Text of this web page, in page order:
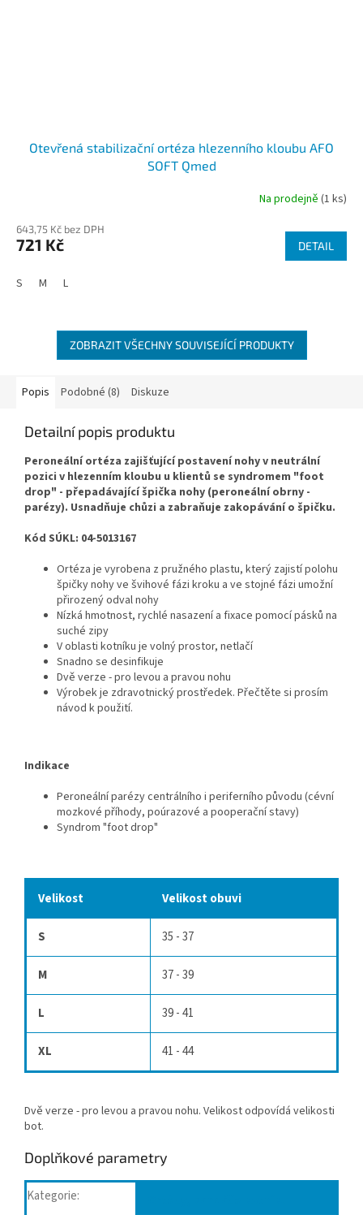
Otevřená stabilizační ortéza hlezenního kloubu AFO
SOFT Qmed
Na prodejně (1 ks)
643,75 Kč bez DPH
721 Kč DETAIL
S M L
ZOBRAZIT VŠECHNY SOUVISEJÍCÍ PRODUKTY
Popis Podobné (8) Diskuze
Detailní popis produktu
Peroneální ortéza zajišťující postavení nohy v neutrální
pozici v hlezenním kloubu u klientů se syndromem "foot
drop" - přepadávající špička nohy (peroneální obrny -
parézy). Usnadňuje chůzi a zabraňuje zakopávání o špičku.
Kód SÚKL: 04-5013167
Ortéza je vyrobena z pružného plastu, který zajistí polohu
špičky nohy ve švihové fázi kroku a ve stojné fázi umožní
přirozený odval nohy
Nízká hmotnost, rychlé nasazení a fixace pomocí pásků na
suché zipy
V oblasti kotníku je volný prostor, netlačí
Snadno se desinfikuje
Dvě verze - pro levou a pravou nohu
Výrobek je zdravotnický prostředek. Přečtěte si prosím
návod k použití.
Indikace
Peroneální parézy centrálního i periferního původu (cévní
mozkové příhody, poúrazové a pooperační stavy)
Syndrom "foot drop"
Velikost Velikost obuvi
S 35 - 37
M 37 - 39
L 39 - 41
XL 41 - 44
Dvě verze - pro levou a pravou nohu. Velikost odpovídá velikosti
bot.
Doplňkové parametry
Kategorie: